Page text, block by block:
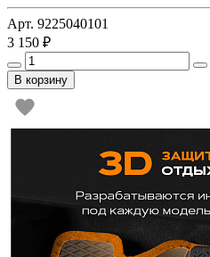
Арт. 9225040101
3 150 ₽
В корзину